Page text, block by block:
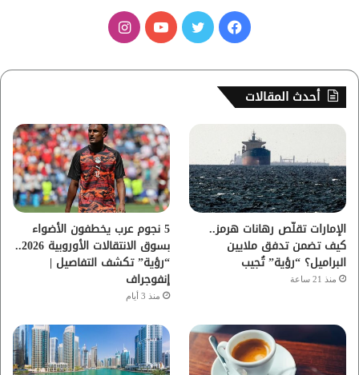
س
ب
ك
ي
و
ب
ت
ق
ر
م
أحدث المقالات
الإمارات تقلّص رهانات هرمز..
كيف تضمن تدفق ملايين
البراميل؟ “رؤية” تُجيب
منذ 21 ساعة
5 نجوم عرب يخطفون الأضواء
بسوق الانتقالات الأوروبية 2026..
“رؤية” تكشف التفاصيل |
إنفوجراف
منذ 3 أيام